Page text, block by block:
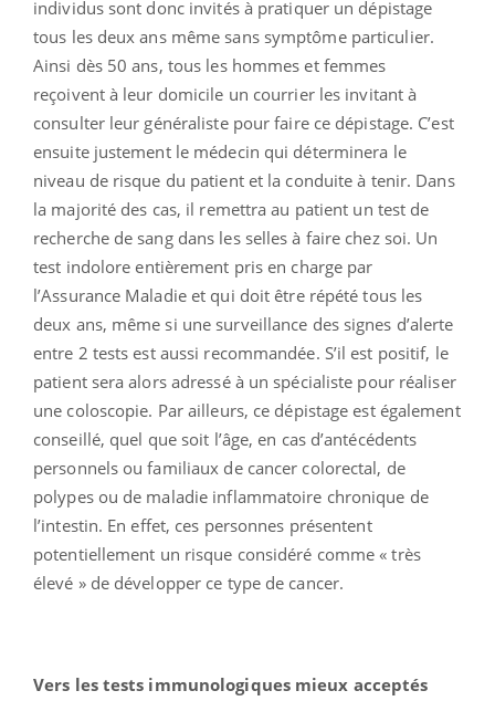
individus sont donc invités à pratiquer un dépistage
tous les deux ans même sans symptôme particulier.
Ainsi dès 50 ans, tous les hommes et femmes
reçoivent à leur domicile un courrier les invitant à
consulter leur généraliste pour faire ce dépistage. C’est
ensuite justement le médecin qui déterminera le
niveau de risque du patient et la conduite à tenir. Dans
la majorité des cas, il remettra au patient un test de
recherche de sang dans les selles à faire chez soi. Un
test indolore entièrement pris en charge par
l’Assurance Maladie et qui doit être répété tous les
deux ans, même si une surveillance des signes d’alerte
entre 2 tests est aussi recommandée. S’il est positif, le
patient sera alors adressé à un spécialiste pour réaliser
une coloscopie. Par ailleurs, ce dépistage est également
conseillé, quel que soit l’âge, en cas d’antécédents
personnels ou familiaux de cancer colorectal, de
polypes ou de maladie inflammatoire chronique de
l’intestin. En effet, ces personnes présentent
potentiellement un risque considéré comme « très
élevé » de développer ce type de cancer.
Vers les tests immunologiques mieux acceptés